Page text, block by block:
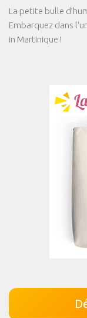
La petite bulle
Embarquez dans
in Martinique !